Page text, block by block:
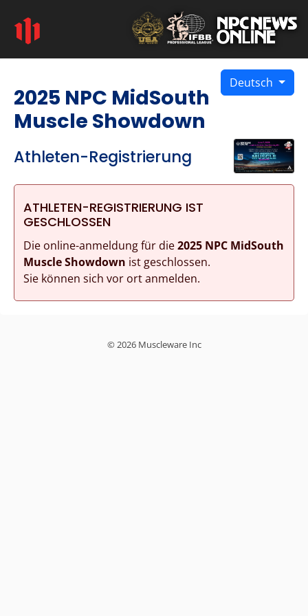
Deutsch
2025 NPC MidSouth
Muscle Showdown
Athleten-Registrierung
ATHLETEN-REGISTRIERUNG IST
GESCHLOSSEN
Die online-anmeldung für die2025 NPC MidSouth
Muscle Showdown ist geschlossen.
Sie können sich vor ort anmelden.
© 2026 Muscleware Inc